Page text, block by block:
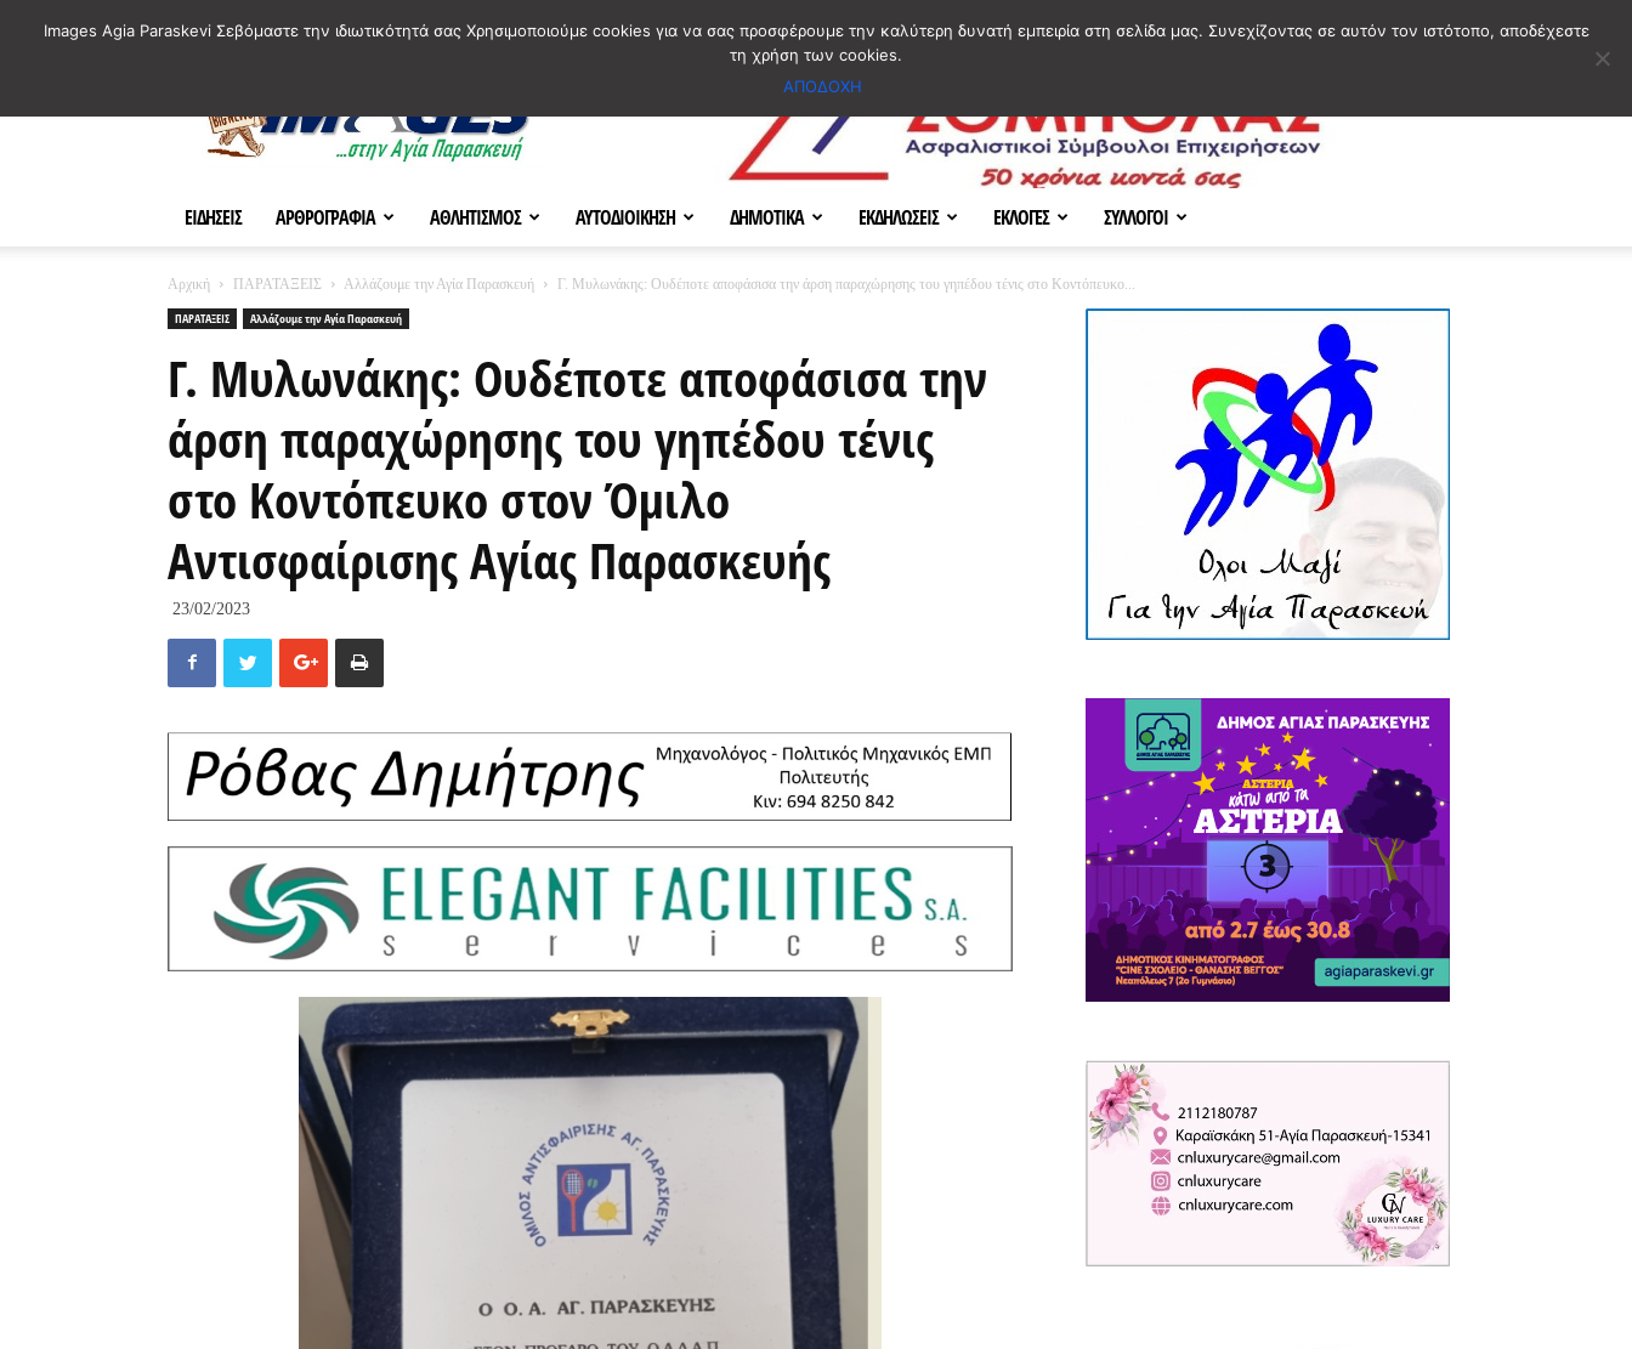
ΕΙΔΗΣΕΙΣ ΑΡΘΡΟΓΡΑΦΙΑ ΑΘΛΗΤΙΣΜΟΣ ΑΥΤΟΔΙΟΙΚΗΣΗ ΔΗΜΟΤΙΚΑ ΕΚΔΗΛΩΣΕΙΣ ΕΚΛΟΓΕΣ ΣΥΛΛΟΓΟΙ
Αρχική ΠΑΡΑΤΑΞΕΙΣ Αλλάζουμε την Αγία Παρασκευή
Γ. Μυλωνάκης: Ουδέποτε αποφάσισα την άρση παραχώρησης του γηπέδου τένις στο Κοντόπευκο...
ΠΑΡΑΤΑΞΕΙΣ
Αλλάζουμε την Αγία Παρασκευή
Γ. Μυλωνάκης: Ουδέποτε αποφάσισα την
άρση παραχώρησης του γηπέδου τένις
στο Κοντόπευκο στον Όμιλο
Αντισφαίρισης Αγίας Παρασκευής
23/02/2023
Images Agia Paraskevi Σεβόμαστε την ιδιωτικότητά σας Χρησιμοποιούμε cookies για να σας προσφέρουμε την καλύτερη δυνατή εμπειρία στη σελίδα μας. Συνεχίζοντας σε αυτόν τον ιστότοπο, αποδέχεστε
τη χρήση των cookies.
ΑΠΟΔΟΧΗ